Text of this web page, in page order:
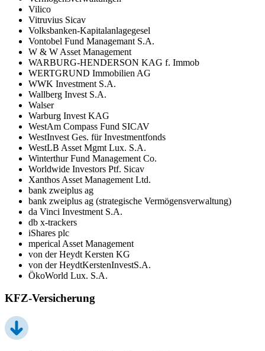
Vilico
Vitruvius Sicav
Volksbanken-Kapitalanlagegesel
Vontobel Fund Managemant S.A.
W & W Asset Management
WARBURG-HENDERSON KAG f. Immob
WERTGRUND Immobilien AG
WWK Investment S.A.
Wallberg Invest S.A.
Walser
Warburg Invest KAG
WestAm Compass Fund SICAV
WestInvest Ges. für Investmentfonds
WestLB Asset Mgmt Lux. S.A.
Winterthur Fund Management Co.
Worldwide Investors Ptf. Sicav
Xanthos Asset Management Ltd.
bank zweiplus ag
bank zweiplus ag (strategische Vermögensverwaltung)
da Vinci Investment S.A.
db x-trackers
iShares plc
mperical Asset Management
von der Heydt Kersten KG
von der HeydtKerstenInvestS.A.
ÖkoWorld Lux. S.A.
KFZ-Versicherung